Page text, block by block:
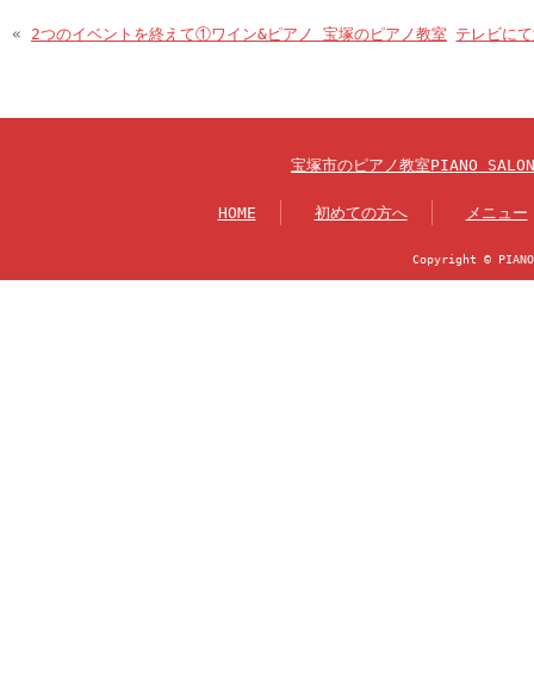
« 2つのイベントを終えて①ワイン&ピアノ 宝塚のピアノ教室 テレビに
宝塚市のピアノ教室PIANO
HOME 初めての方へ メニュー
Copyright ©